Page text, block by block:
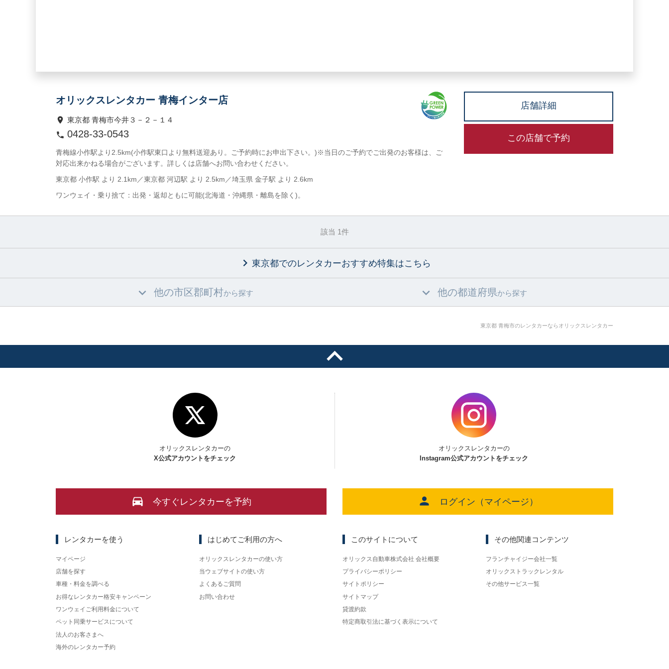
オリックスレンタカー 青梅インター店
東京都 青梅市今井３－２－１４
0428-33-0543
青梅線小作駅より2.5km(小作駅東口より無料送迎あり。ご予約時にお申出下さい。)※当日のご予約でご出発のお客様は、ご
対応出来かねる場合がございます。詳しくは店舗へお問い合わせください。
東京都 小作駅 より 2.1km／東京都 河辺駅 より 2.5km／埼玉県 金子駅 より 2.6km
ワンウェイ・乗り捨て：出発・返却ともに可能(北海道・沖縄県・離島を除く)。
店舗詳細
この店舗で予約
該当 1件
東京都でのレンタカーおすすめ特集はこちら
他の市区郡町村から探す 他の都道府県から探す
東京都 青梅市のレンタカーならオリックスレンタカー
オリックスレンタカーの
X公式アカウントをチェック
オリックスレンタカーの
Instagram公式アカウントをチェック
今すぐレンタカーを予約 ログイン（マイページ）
レンタカーを使う
マイページ
店舗を探す
車種・料金を調べる
お得なレンタカー格安キャンペーン
ワンウェイご利用料金について
ペット同乗サービスについて
法人のお客さまへ
海外のレンタカー予約
はじめてご利用の方へ
オリックスレンタカーの使い方
当ウェブサイトの使い方
よくあるご質問
お問い合わせ
このサイトについて
オリックス自動車株式会社 会社概要
プライバシーポリシー
サイトポリシー
サイトマップ
貸渡約款
特定商取引法に基づく表示について
その他関連コンテンツ
フランチャイジー会社一覧
オリックストラックレンタル
その他サービス一覧